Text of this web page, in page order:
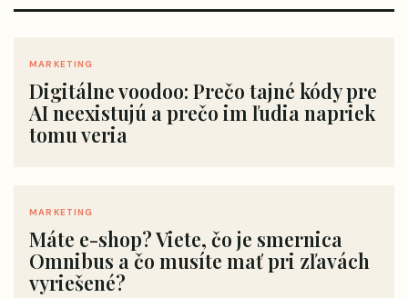
MARKETING
Digitálne voodoo: Prečo tajné kódy pre
AI neexistujú a prečo im ľudia napriek
tomu veria
MARKETING
Máte e-shop? Viete, čo je smernica
Omnibus a čo musíte mať pri zľavách
vyriešené?